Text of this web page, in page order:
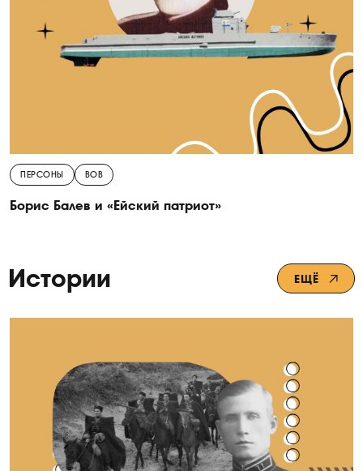
ПЕРСОНЫ ВОВ
Борис Балев и «Ейский патриот»
Истории ЕЩЁ